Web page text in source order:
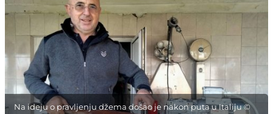
Na ideju o pravljenju džema došao je nakon puta u Italiju ©